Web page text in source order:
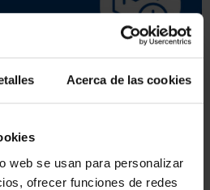
Acerca de las cookies
web se usan para personalizar
ofrecer funciones de redes